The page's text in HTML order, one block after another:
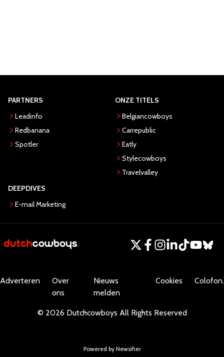
PARTNERS
Leadinfo
Redbanana
Spotler
ONZE TITELS
Belgiancowboys
Carrepublic
Eatly
Stylecowboys
Travelvalley
DEEPDIVES
E-mail Marketing
Adverteren
Over
ons
Nieuws
melden
Cookies Colofon.
© 2026 Dutchcowboys All Rights Reserved
Powered by Newsifier